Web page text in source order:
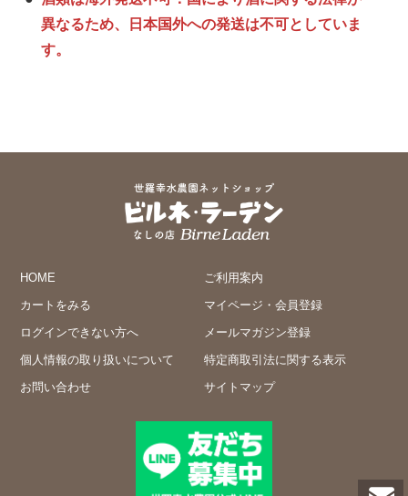
異なるため、日本国外への発送は不可としていま
す。
HOME
ご利用案内
カートをみる
マイページ・会員登録
ログインできない方へ
メールマガジン登録
個人情報の取り扱いについて
特定商取引法に関する表示
お問い合わせ
サイトマップ